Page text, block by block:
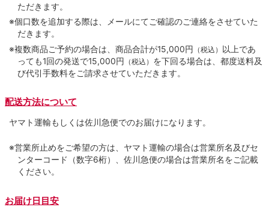
ただきます。
※個口数を追加する際は、メールにてご確認のご連絡をさせていた
だきます。
※複数商品ご予約の場合は、商品合計が15,000円 （税込） 以上であ
っても1回の発送で15,000円 （税込） を下回る場合は、都度送料及
び代引手数料をご請求させていただきます。
配送方法について
ヤマト運輸もしくは佐川急便でのお届けになります。
※営業所止めをご希望の方は、ヤマト運輸の場合は営業所名及びセ
ンターコード（数字6桁）、佐川急便の場合は営業所名をご記載
ください。
お届け日目安